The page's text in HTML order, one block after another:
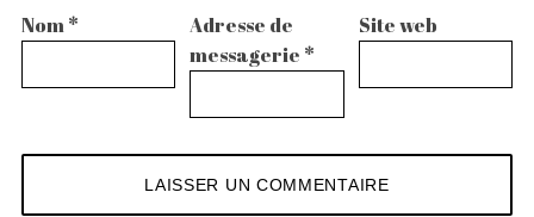
Nom*
Adresse de
messagerie *
Site web